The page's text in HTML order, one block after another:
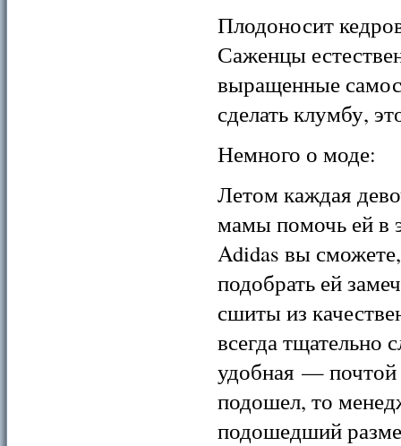
Плодоносит
Саженцы
выращенные
сделать клумбу,
Немного о моде:
Летом каждая
мамы помочь ей в
Adidas вы
подобрать ей
сшиты из
всегда тщательно
удобная — почтой
подошел, то
подошедший